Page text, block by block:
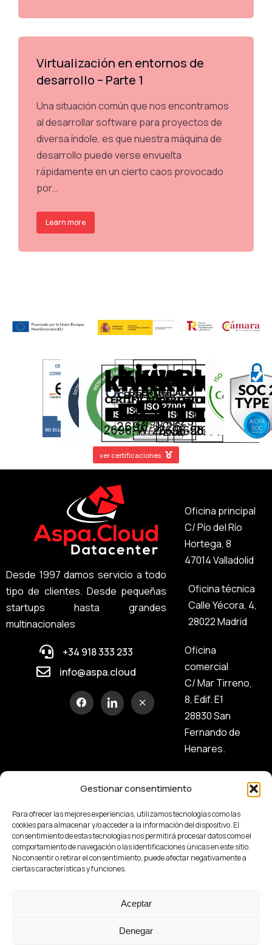
Gestionar consentimiento
Para ofrecer las mejores experiencias, utilizamos tecnologías como las
cookies para almacenar y/o acceder a la información del dispositivo. El
consentimiento de estas tecnologías nos permitirá procesar datos como el
comportamiento de navegación o las identificaciones únicas en este sitio.
No consentir o retirar el consentimiento, puede afectar negativamente a
ciertas características y funciones.
Aceptar
Denegar
Virtualización en entornos de
desarrollo – Parte 1
Una situación común que nos encontramos
al desarrollar software para proyectos de
diversa índole, es que nuestra máquina de
desarrollo puede verse envuelta
rápidamente en un cierto caos provocado
por…
Learn more
ver certificaciones
Desde 1997 damos servicio a todo
tipo de clientes. Desde pequeñas
startups hasta grandes
multinacionales
+34 918 333 233
info@aspa.cloud
Oficina principal
C/ Pío del Río
Hortega, 8
47014 Valladolid
Oficina técnica
Calle Yécora, 4,
28022 Madrid
Oficina
comercial
C/ Mar Tirreno,
8, Edif. E1
28830 San
Fernando de
Henares.
privacidad